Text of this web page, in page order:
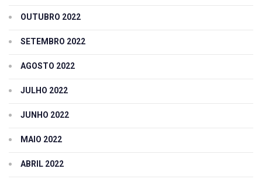
OUTUBRO 2022
SETEMBRO 2022
AGOSTO 2022
JULHO 2022
JUNHO 2022
MAIO 2022
ABRIL 2022